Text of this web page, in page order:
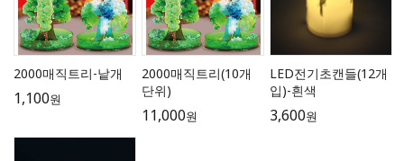
2000매직트리-낱개
1,100원
2000매직트리(10개
단위)
11,000원
LED전기초캔들(12개
입)-흰색
3,600원